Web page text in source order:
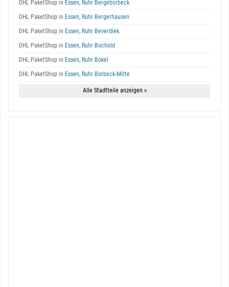
DHL PaketShop in Essen, Ruhr Bergeborbeck
DHL PaketShop in Essen, Ruhr Bergerhausen
DHL PaketShop in Essen, Ruhr Beverdiek
DHL PaketShop in Essen, Ruhr Bochold
DHL PaketShop in Essen, Ruhr Bokel
DHL PaketShop in Essen, Ruhr Borbeck-Mitte
Alle Stadtteile anzeigen »